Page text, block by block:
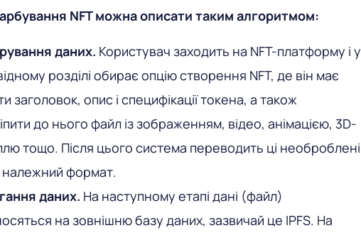
NFT можна описати таким алгоритмом:
даних. Користувач заходить на NFT-платформу і у
розділі обирає опцію створення NFT, де він має
заголовок, опис і специфікації токена, а також
до нього файл із зображенням, відео, анімацією, 3D-
тощо. Після цього система переводить ці необроблені
належний формат.
даних. На наступному етапі дані (файл)
на зовнішню базу даних, зазвичай це IPFS. На